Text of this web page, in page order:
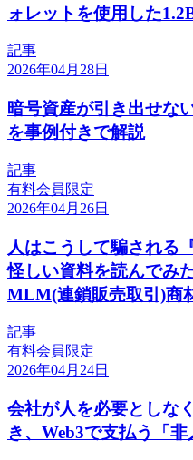
ォレットを使用した
記事
2026年04月28日
暗号資産が引き出せな
を事例付きで解説
記事
有料会員限定
2026年04月26日
人はこうして騙される
怪しい資料を読んで
MLM(連鎖販売取引)商
記事
有料会員限定
2026年04月24日
会社が人を必要とし
き、Web3で支払う「